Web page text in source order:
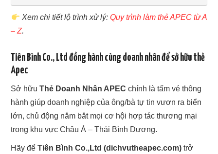
Xem chi tiết lộ trình xử lý: Quy trình làm thẻ APEC từ A
– Z.
Tiên Bình Co., Ltd đồng hành cùng doanh nhân để sở hữu thẻ
Apec
Sở hữuThẻ Doanh Nhân APEC chính là tấm vé thông
hành giúp doanh nghiệp của ông/bà tự tin vươn ra biển
lớn, chủ động nắm bắt mọi cơ hội hợp tác thương mại
trong khu vực Châu Á – Thái Bình Dương.
Hãy đểTiên Bình Co.,Ltd (dichvutheapec.com) trở